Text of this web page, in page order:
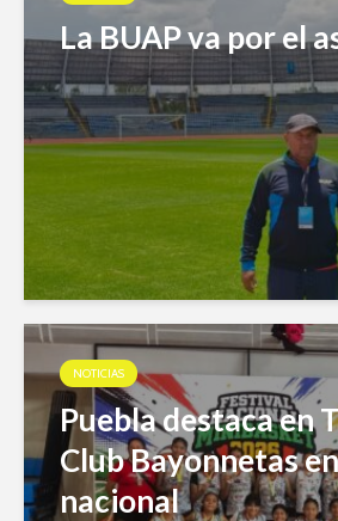
La BUAP va por el
NOTICIAS
Puebla destaca en
Club Bayonnetas
nacional